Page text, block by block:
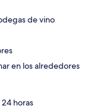
de vino
en los alrededores
horas